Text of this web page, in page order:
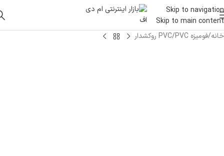
Skip to navigation
Skip to main content
خانه/فومیزه PVC /PVC روکشدار